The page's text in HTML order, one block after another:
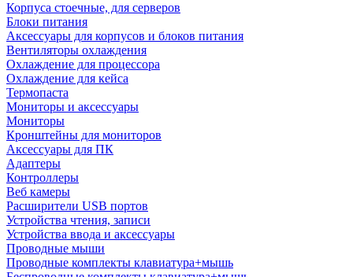
Корпуса стоечные, для серверов
Блоки питания
Аксессуары для корпусов и блоков питания
Вентиляторы охлаждения
Охлаждение для процессора
Охлаждение для кейса
Термопаста
Мониторы и аксессуары
Мониторы
Кронштейны для мониторов
Аксессуары для ПК
Адаптеры
Контроллеры
Веб камеры
Расширители USB портов
Устройства чтения, записи
Устройства ввода и аксессуары
Проводные мыши
Проводные комплекты клавиатура+мышь